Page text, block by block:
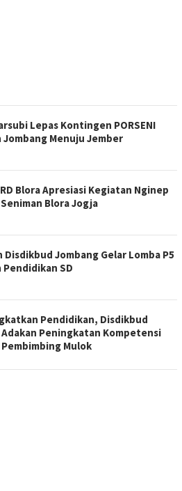
Lepas Kontingen PORSENI
Jombang Menuju Jember
Blora Apresiasi Kegiatan Nginep
Blora Jogja
Disdikbud Jombang Gelar Lomba P5
Pendidikan SD
Pendidikan, Disdikbud
Peningkatan Kompetensi
Mulok